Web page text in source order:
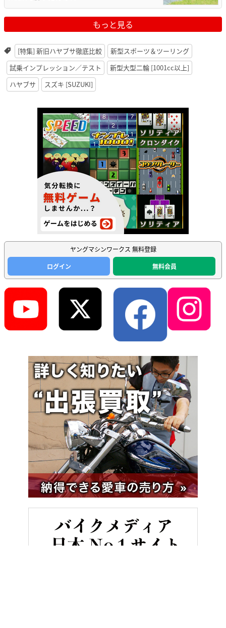
もっと見る
[特集] 新旧ハヤブサ徹底比較
新型スポーツ＆ツーリング
試乗インプレッション／テスト
新型大型二輪 [1001cc以上]
ハヤブサ
スズキ [SUZUKI]
ヤングマシンワークス 無料登録
ログイン
無料会員